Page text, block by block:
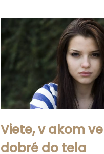
Viete, v akom
dobré do tela